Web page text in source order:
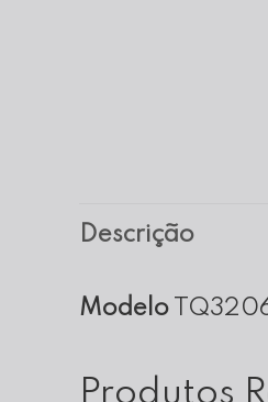
Descrição
Modelo
Produtos